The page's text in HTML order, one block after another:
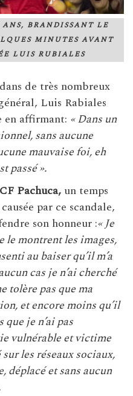
BRANDISSANT LE
MINUTES AVANT
LUIS RUBIALES
de très nombreux
Luis Rabiales
en affirmant: « Dans un
sans aucune
mauvaise foi, eh
passé ».
CF Pachuca, un temps
par ce scandale,
son honneur :« Je
le montrent les images,
au baiser qu’il m’a
cas je n’ai cherché
tolère pas que ma
et encore moins qu’il
que je n’ai pas
vulnérable et victime
les réseaux sociaux,
déplacé et sans aucun